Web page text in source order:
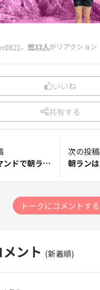
、 他33人がリアクション
いいね
共有する
オンデマンドで朝ラン！ハリキッテ出発したけれど、なぜか5回目から再生されちゃいました。1回目から順番にやるつもりだったのに〜 とりあえず9月になって6時台はまだ走れる暑さだっていうのは実感しましたよ♪ ホテルに戻ってエレベーターに乗ったら、エレベーターがごく熱でした。
次の投稿
トークにコメントする
ント (新着順)